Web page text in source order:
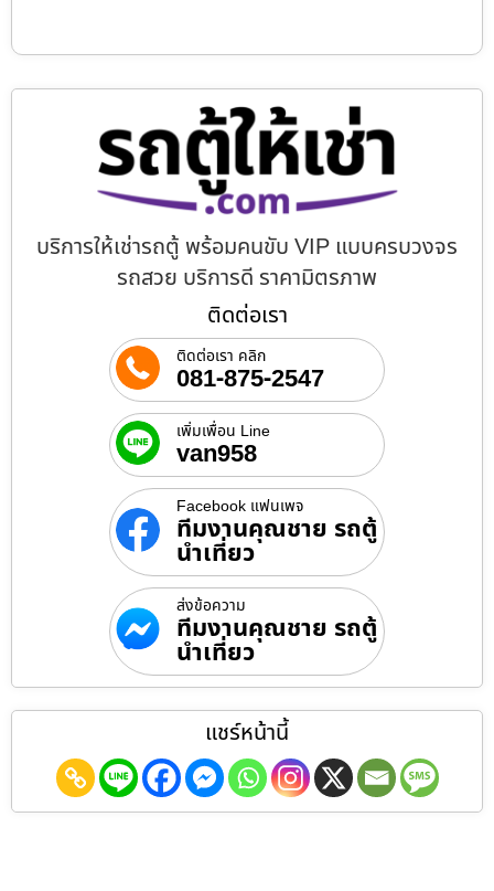
บริการให้เช่ารถตู้ พร้อมคนขับ VIP แบบครบวงจร
รถสวย บริการดี ราคามิตรภาพ
ติดต่อเรา
ติดต่อเรา คลิก
081-875-2547
เพิ่มเพื่อน Line
van958
Facebook แฟนเพจ
ทีมงานคุณชาย รถตู้
นำเที่ยว
ส่งข้อความ
ทีมงานคุณชาย รถตู้
นำเที่ยว
แชร์หน้านี้